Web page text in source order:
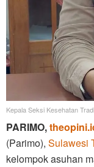
Kepala Seksi Kesehatan
PARIMO,
(Parimo), Sulawesi
kelompok asuhan